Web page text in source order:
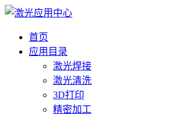
首页
应用目录
激光焊接
激光清洗
3D打印
精密加工